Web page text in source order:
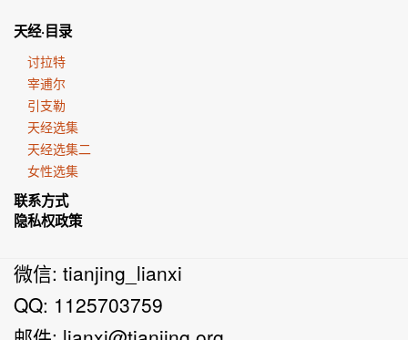
天经·目录
讨拉特
宰逋尔
引支勒
天经选集
天经选集二
女性选集
联系方式
隐私权政策
微信: tianjing_lianxi
QQ: 1125703759